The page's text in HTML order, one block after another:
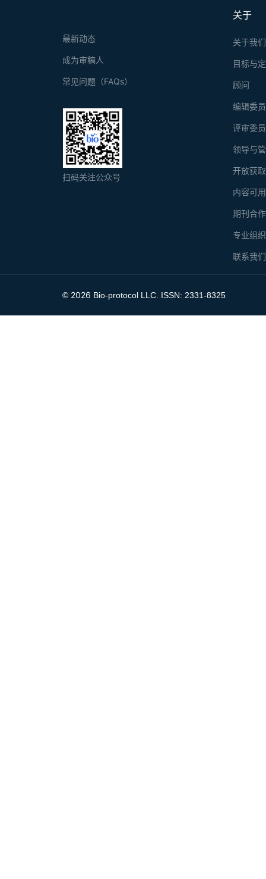
关于
关于我们
目标与
顾问
编辑委
评审委
领导与
开放获
内容可
期刊合
专业组
联系我们
最新动态
成为审稿人
常见问题（FAQs）
扫码关注公众号
© 2026 Bio-protocol LLC. ISSN: 2331-8325